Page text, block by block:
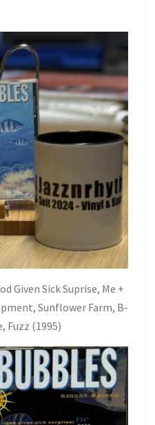
Given Sick Suprise, Me +
Sunflower Farm, B-
Fuzz (1995)